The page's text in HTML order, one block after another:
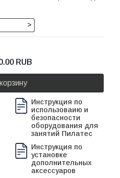
>
Инструкция по
использоваию и
безопасности
оборудования для
занятий Пилатес
Инструкция по
установке
дополнительных
аксессуаров
RUB